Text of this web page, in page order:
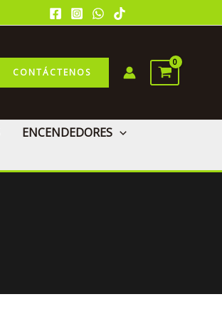
CONTÁCTENOS
ENCENDEDORES